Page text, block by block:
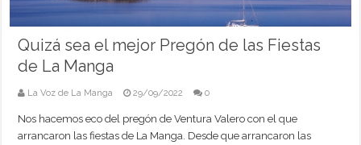
Quizá sea el mejor Pregón de las Fiestas
de La Manga
La Voz de La Manga 29/09/2022 0
Nos hacemos eco del pregón de Ventura Valero con el que
arrancaron las fiestas de La Manga. Desde que arrancaron las